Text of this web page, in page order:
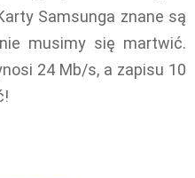
Samsunga znane są
musimy się martwić.
24 Mb/s, a zapisu 10